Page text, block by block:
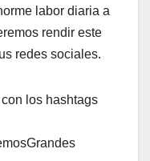
labor diaria a
rendir este
redes sociales.
los hashtags